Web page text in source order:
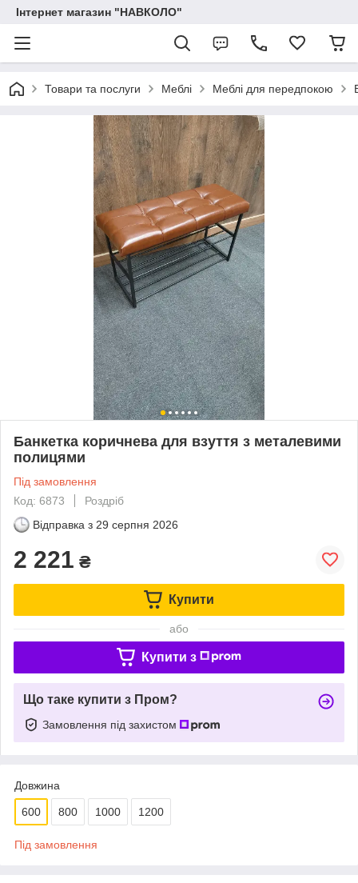
Інтернет магазин "НАВКОЛО"
Товари та послуги Меблі Меблі для передпокою
Банкетка коричнева для взуття з металевими
полицями
Під замовлення
Код: 6873
Роздріб
Відправка з 29 серпня 2026
2 221 ₴
Купити
або
Купити з
Що таке купити з Пром?
Замовлення під захистом
Довжина
600 800 1000 1200
Під замовлення